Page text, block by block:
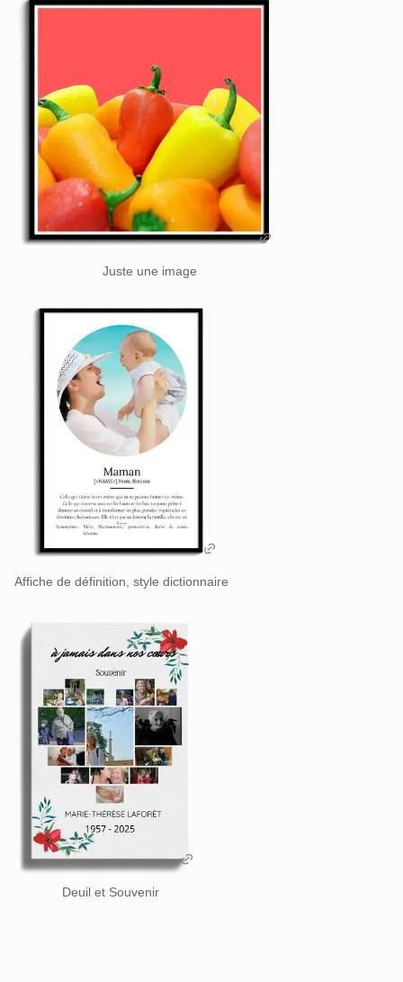
Juste une image
Affiche de définition, style dictionnaire
Deuil et Souvenir